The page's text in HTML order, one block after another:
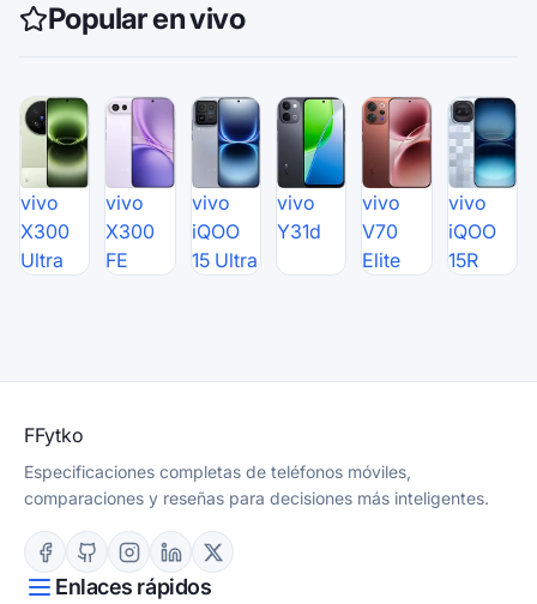
Popular en vivo
vivo
X300
Ultra
vivo
X300
FE
vivo
iQOO
15 Ultra
vivo
Y31d
vivo
V70
Elite
vivo
iQOO
15R
FFytko
Especificaciones completas de teléfonos móviles,
comparaciones y reseñas para decisiones más inteligentes.
Enlaces rápidos